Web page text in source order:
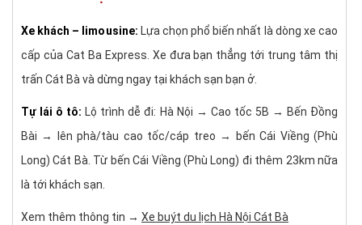
Xe khách – limousine: Lựa chọn phổ biến nhất là dòng xe cao
cấp của Cat Ba Express. Xe đưa bạn thẳng tới trung tâm thị
trấn Cát Bà và dừng ngay tại khách sạn bạn ở.
Tự lái ô tô: Lộ trình dễ đi: Hà Nội → Cao tốc 5B → Bến Đồng
Bài → lên phà/tàu cao tốc/cáp treo → bến Cái Viềng (Phù
Long) Cát Bà. Từ bến Cái Viềng (Phù Long) đi thêm 23km nữa
là tới khách sạn.
Xem thêm thông tin → Xe buýt du lịch Hà Nội Cát Bà